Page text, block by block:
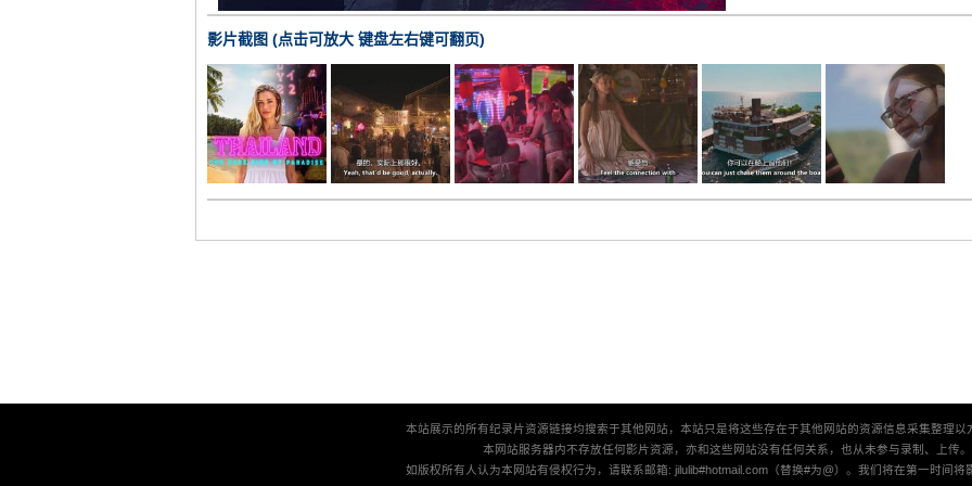
影片截图 (点击可放大 键盘左右键可翻页)
本站展示的所有纪录片资源链接均搜索于其他网站，本站只是将这些存在于其他网站的资源信息采集整理以
本网站服务器内不存放任何影片资源，亦和这些网站没有任何关系，也从未参与录制、上传。
如版权所有人认为本网站有侵权行为，请联系邮箱: jilulib#hotmail.com（替换#为@）。我们将在第一时间将